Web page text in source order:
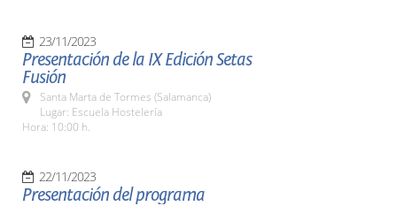
23/11/2023
Presentación de la IX Edición Setas
Fusión
Santa Marta de Tormes (Salamanca)
Lugar: Escuela Hostelería
Hora: 10:00 h.
22/11/2023
Presentación del programa